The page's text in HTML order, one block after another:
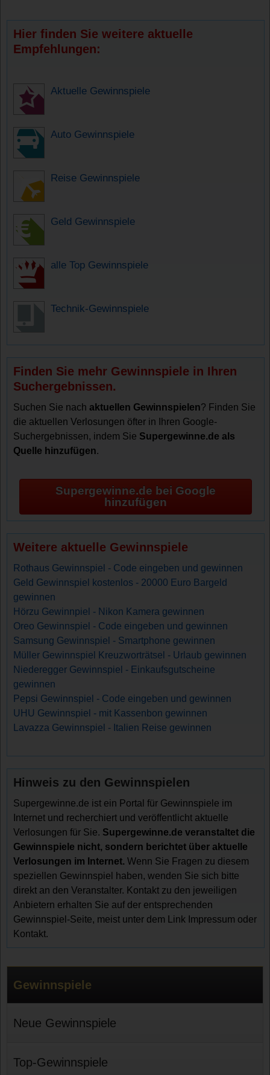
Hier finden Sie weitere aktuelle
Empfehlungen:
Aktuelle Gewinnspiele
Auto Gewinnspiele
Reise Gewinnspiele
Geld Gewinnspiele
alle Top Gewinnspiele
Technik-Gewinnspiele
Finden Sie mehr Gewinnspiele in Ihren
Suchergebnissen.
Suchen Sie nachaktuellen Gewinnspielen? Finden Sie
die aktuellen Verlosungen öfter in Ihren Google-
Suchergebnissen, indem Sie Supergewinne.de als
Quelle hinzufügen.
Supergewinne.de bei Google
hinzufügen
Weitere aktuelle Gewinnspiele
Rothaus Gewinnspiel - Code eingeben und gewinnen
Geld Gewinnspiel kostenlos - 20000 Euro Bargeld
gewinnen
Hörzu Gewinnpiel - Nikon Kamera gewinnen
Oreo Gewinnspiel - Code eingeben und gewinnen
Samsung Gewinnspiel - Smartphone gewinnen
Müller Gewinnspiel Kreuzworträtsel - Urlaub gewinnen
Niederegger Gewinnspiel - Einkaufsgutscheine
gewinnen
Pepsi Gewinnspiel - Code eingeben und gewinnen
UHU Gewinnspiel - mit Kassenbon gewinnen
Lavazza Gewinnspiel - Italien Reise gewinnen
Hinweis zu den Gewinnspielen
Supergewinne.de ist ein Portal für Gewinnspiele im
Internet und recherchiert und veröffentlicht aktuelle
Verlosungen für Sie. Supergewinne.de veranstaltet die
Gewinnspiele nicht, sondern berichtet über aktuelle
Verlosungen im Internet. Wenn Sie Fragen zu diesem
speziellen Gewinnspiel haben, wenden Sie sich bitte
direkt an den Veranstalter. Kontakt zu den jeweiligen
Anbietern erhalten Sie auf der entsprechenden
Gewinnspiel-Seite, meist unter dem Link Impressum oder
Kontakt.
Gewinnspiele
Neue Gewinnspiele
Top-Gewinnspiele